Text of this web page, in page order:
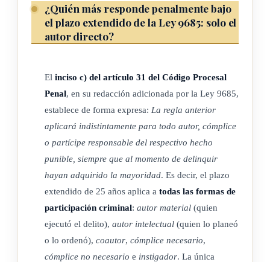
¿Quién más responde penalmente bajo
el plazo extendido de la Ley 9685: solo el
autor directo?
El inciso c) del artículo 31 del Código Procesal
Penal, en su redacción adicionada por la Ley 9685,
establece de forma expresa: La regla anterior
aplicará indistintamente para todo autor, cómplice
o partícipe responsable del respectivo hecho
punible, siempre que al momento de delinquir
hayan adquirido la mayoridad. Es decir, el plazo
extendido de 25 años aplica a todas las formas de
participación criminal: autor material (quien
ejecutó el delito), autor intelectual (quien lo planeó
o lo ordenó), coautor, cómplice necesario,
cómplice no necesario e instigador. La única